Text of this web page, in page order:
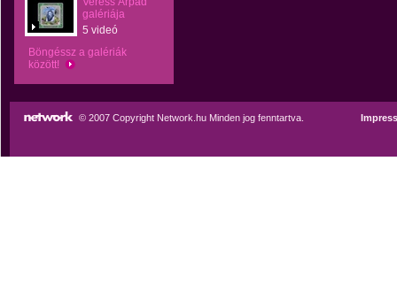
galériája
5 videó
Böngéssz a galériák
között!
© 2007 Copyright Network.hu Minden jog fenntartva.